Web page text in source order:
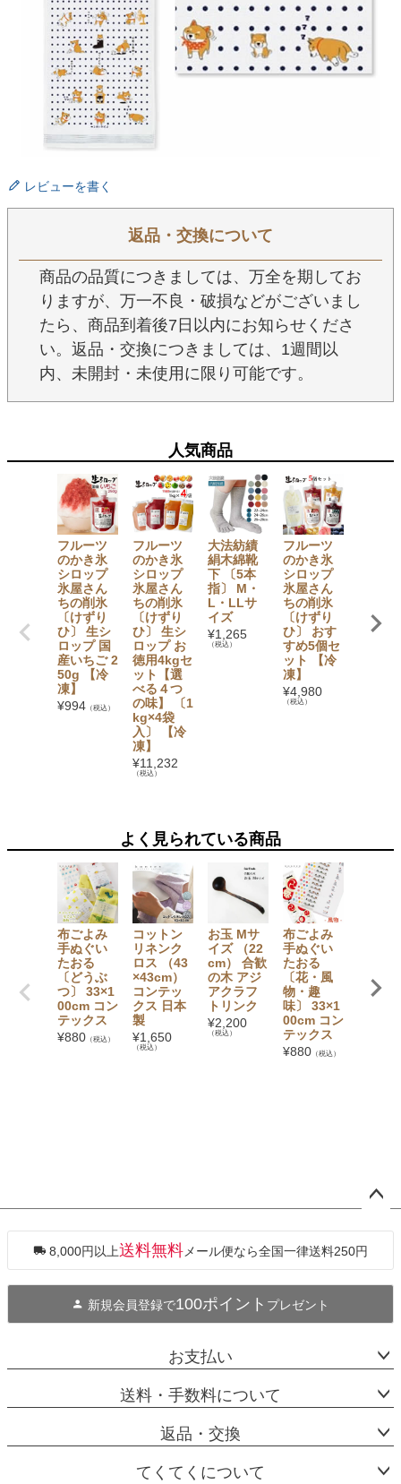
レビューを書く
返品・交換について
商品の品質につきましては、万全を期してお
りますが、万一不良・破損などがございまし
たら、商品到着後7日以内にお知らせくださ
い。返品・交換につきましては、1週間以
内、未開封・未使用に限り可能です。
人気商品
フルーツ
のかき氷
シロップ
氷屋さん
ちの削氷
〔けずり
ひ〕 生シ
ロップ 国
産いちご 2
50g 【冷
凍】
¥994 （税込）
フルーツ
のかき氷
シロップ
氷屋さん
ちの削氷
〔けずり
ひ〕 生シ
ロップ お
徳用4kgセ
ット【選
べる４つ
の味】 〔1
kg×4袋
入〕 【冷
凍】
¥11,232
（税込）
大法紡績
絹木綿靴
下 〔5本
指〕 M・
L・LLサ
イズ
¥1,265
（税込）
フルーツ
のかき氷
シロップ
氷屋さん
ちの削氷
〔けずり
ひ〕 おす
すめ5個セ
ット 【冷
凍】
¥4,980
（税込）
し・5
指〕
よく見られている商品
布ごよみ
手ぬぐい
たおる
〔どうぶ
つ〕 33×1
00cm コン
テックス
¥880 （税込）
コットン
リネンク
ロス （43
×43cm）
コンテッ
クス 日本
製
¥1,650
（税込）
お玉 Mサ
イズ （22
cm） 合歓
の木 アジ
アクラフ
トリンク
¥2,200
（税込）
布ごよみ
手ぬぐい
たおる
〔花・風
物・趣
味〕 33×1
00cm コン
テックス
¥880 （税込）
ルー
（8枚
ジト
へ
8,000円以上送料無料 メール便なら全国一律送料250円
新規会員登録で100ポイント プレゼント
お支払い
送料・手数料について
返品・交換
てくてくについて